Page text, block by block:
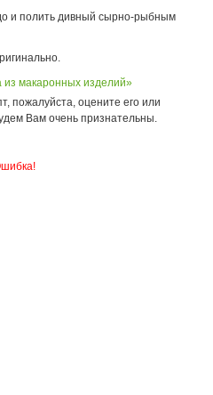
и полить дивный сырно-рыбным
макаронных изделий»
пожалуйста, оцените его или
Вам очень признательны.